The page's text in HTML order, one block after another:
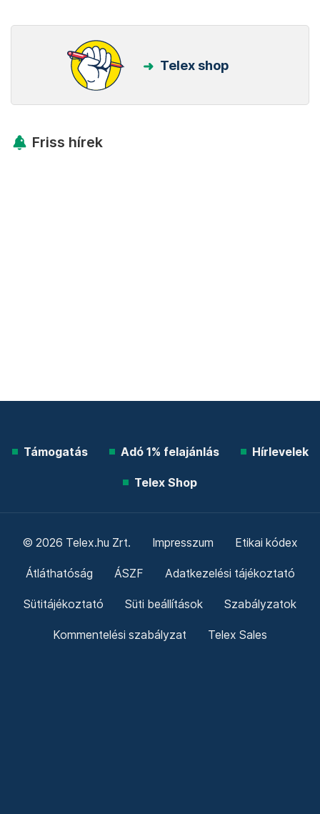
Telex shop
Friss hírek
Támogatás Adó 1% felajánlás Hírlevelek
Telex Shop
© 2026 Telex.hu Zrt. Impresszum Etikai kódex
Átláthatóság ÁSZF Adatkezelési tájékoztató
Sütitájékoztató Süti beállítások Szabályzatok
Kommentelési szabályzat Telex Sales